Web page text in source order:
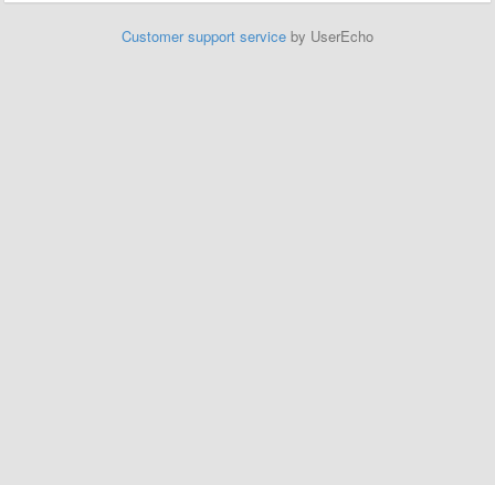
Customer support service by UserEcho